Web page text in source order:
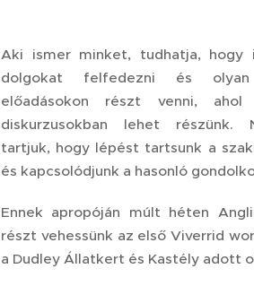
Aki ismer minket, tudhatja, hogy
dolgokat felfedezni és olyan
előadásokon részt venni, ahol
diskurzusokban lehet részünk.
tartjuk, hogy lépést tartsunk a
és kapcsolódjunk a hasonló
Ennek apropóján múlt héten
részt vehessünk az első Viverrid
a Dudley Állatkert és Kastély adott